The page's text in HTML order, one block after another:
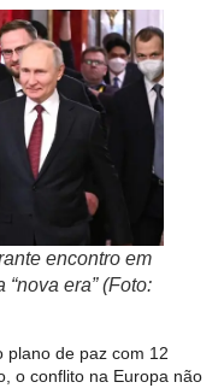
encontro em
era” (Foto:
plano de paz com 12
o conflito na Europa não